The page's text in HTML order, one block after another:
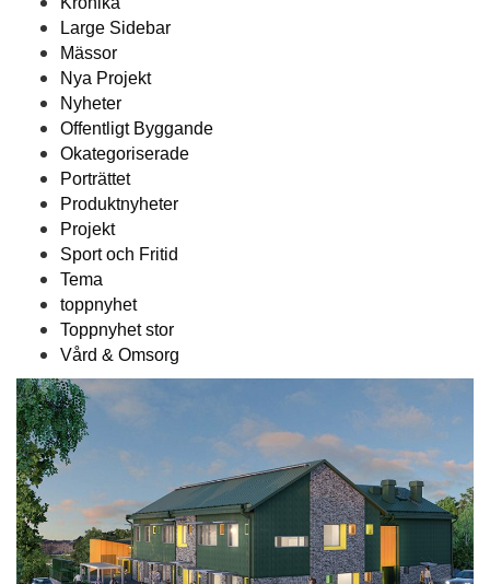
Large Sidebar
Mässor
Nya Projekt
Nyheter
Offentligt Byggande
Okategoriserade
Porträttet
Produktnyheter
Projekt
Sport och Fritid
Tema
toppnyhet
Toppnyhet stor
Vård & Omsorg